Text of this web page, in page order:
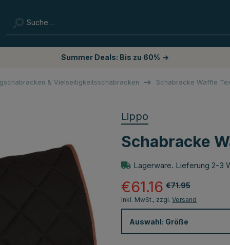
Summer Deals: Bis zu 60% →
& Vielseitigkeitsschabracken Schabracke Waffle
Lippo
Schabracke
Lagerware. Lieferung 2-3
€71.95
€61.16
Inkl. MwSt., zzgl. Versand
Auswahl: Größe